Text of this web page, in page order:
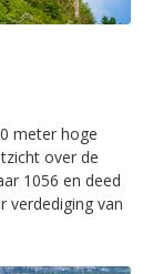
meter hoge
over de
1056 en deed
verdediging van